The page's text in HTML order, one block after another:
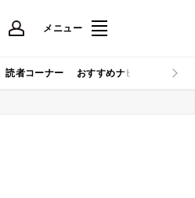
メニュー
読者コーナー おすすめナビ マイナビ